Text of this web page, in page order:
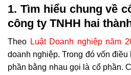
1. Tìm hiểu chung về
công ty TNHH hai
Theo Luật Doanh nghiệp năm
doanh nghiệp. Trong đó vốn điều
phần bằng nhau gọi là cổ phần.